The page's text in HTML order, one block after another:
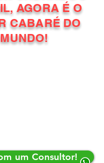
AGORA É O
CABARÉ DO
MUNDO!
um Consultor!